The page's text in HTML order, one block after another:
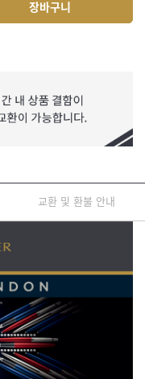
장바구니
교환 및 환불 안내